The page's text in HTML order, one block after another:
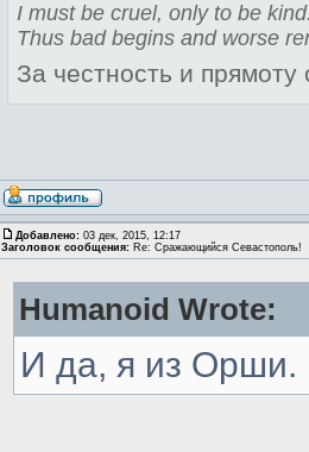
I must be cruel, only to be
Thus bad begins and worse
За честность и
Добавлено: 03 дек, 2015, 12:17
Заголовок сообщения: Re: Сражающийся Севастополь!
Humanoid Wrote:
И да, я из Орши.